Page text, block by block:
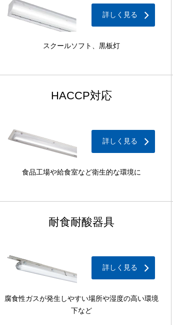
詳しく見る
スクールソフト、黒板灯
HACCP対応
詳しく見る
食品工場や給食室など衛生的な環境に
耐食耐酸器具
詳しく見る
腐食性ガスが発生しやすい場所や湿度の高い環境
下など